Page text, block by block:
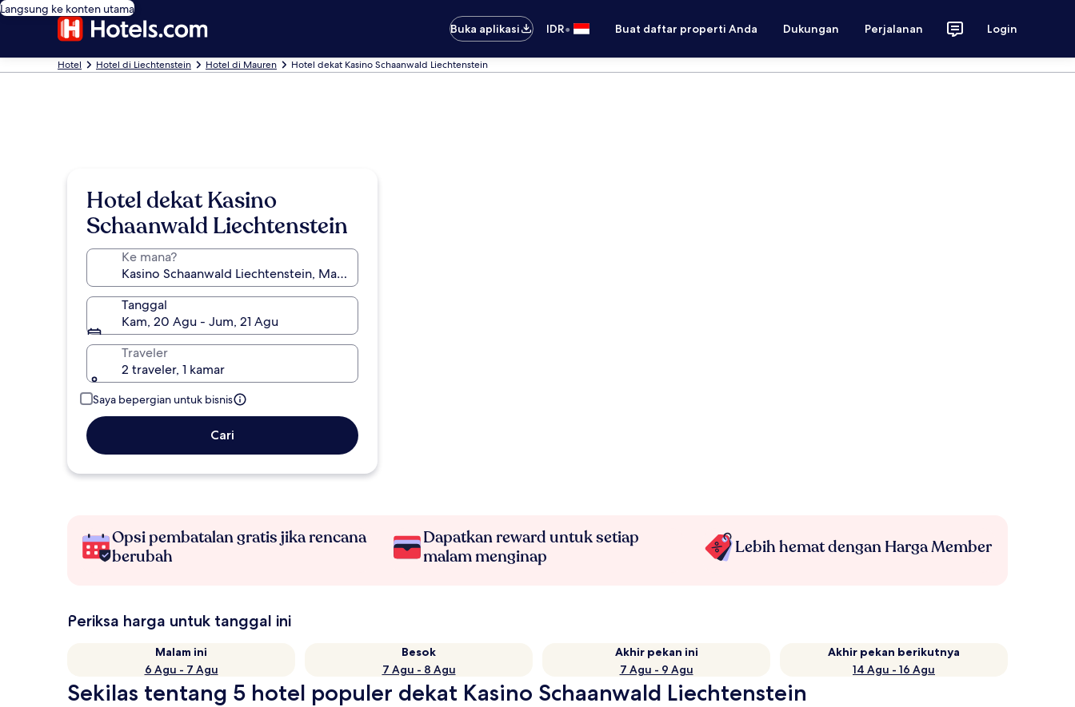
Langsung ke konten utama
Buka aplikasi
IDR• Buat daftar properti Anda Dukungan Perjalanan Login
Hotel Hotel di Liechtenstein Hotel di Mauren Hotel dekat Kasino Schaanwald Liechtenstein
Hotel dekat Kasino
Schaanwald Liechtenstein
Ke mana?
Tanggal
Kam, 20 Agu - Jum, 21 Agu
Traveler
2 traveler, 1 kamar
Saya bepergian untuk bisnis
Cari
Opsi pembatalan gratis jika rencana
berubah
Dapatkan reward untuk setiap
malam menginap
Lebih hemat dengan Harga Member
Periksa harga untuk tanggal ini
Malam ini
6 Agu - 7 Agu
Besok
7 Agu - 8 Agu
Akhir pekan ini
7 Agu - 9 Agu
Akhir pekan berikutnya
14 Agu - 16 Agu
Sekilas tentang 5 hotel populer dekat Kasino Schaanwald Liechtenstein